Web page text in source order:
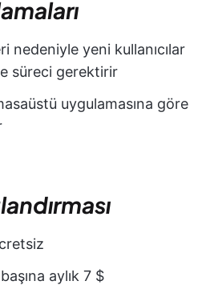
nedeniyle yeni kullanıcılar
süreci gerektirir
uygulamasına göre
başına aylık 7 $